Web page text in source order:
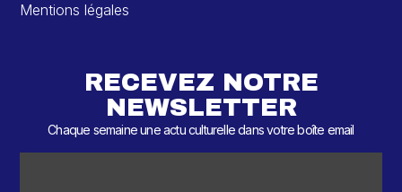
Mentions légales
RECEVEZ NOTRE
NEWSLETTER
Chaque semaine une actu culturelle dans votre boîte email